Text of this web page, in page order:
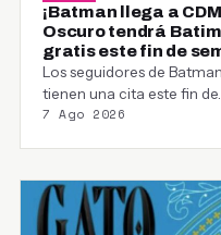
¡Batman llega a
Oscuro tendrá
gratis este fin de
Los seguidores de
tienen una cita este fin de…
7 Ago 2026